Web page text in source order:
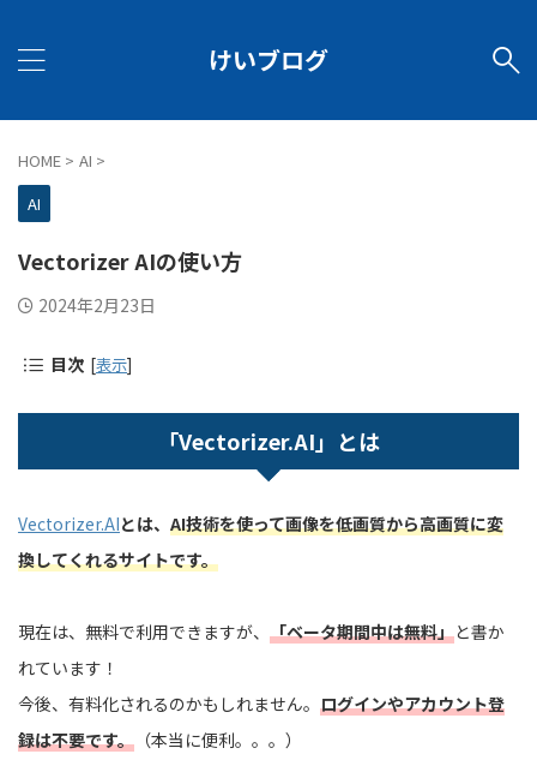
けいブログ
HOME > AI >
AI
Vectorizer AIの使い方
2024年2月23日
目次 [表示]
「Vectorizer.AI」とは
Vectorizer.AIとは、 AI技術を使って画像を低画質から高画質に変
換してくれるサイトです。
現在は、無料で利用できますが、 「ベータ期間中は無料」と書か
れています！
今後、有料化されるのかもしれません。 ログインやアカウント登
録は不要です。 （本当に便利。。。）